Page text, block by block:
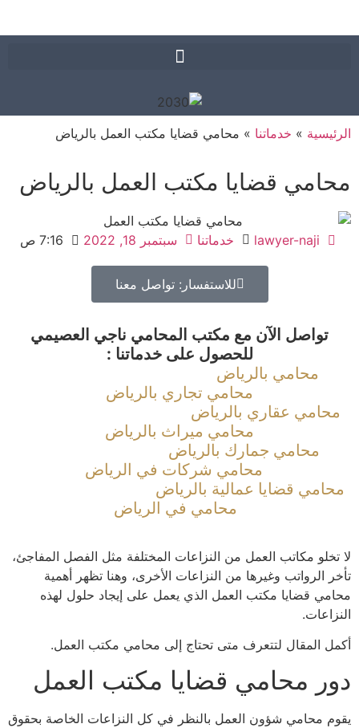
»خدماتنا»محامي قضايا مكتب العمل بالرياض
قضايا مكتب العمل بالرياض
lawyer-naji خدماتنا سبتمبر 18, 2022 7:16 ص
للاستفسار: تواصل معنا
تواصل الآن مع مكتب المحامي ناجي العصيمي
للحصول على خدماتنا :
محامي بالرياض
محامي تجاري بالرياض
عقاري بالرياض
محامي ميراث بالرياض
محامي جمارك بالرياض
محامي شركات في الرياض
قضايا عمالية بالرياض
محامي في الرياض
مكاتب العمل من النزاعات المختلفة مثل الفصل المفاجئ،
الرواتب وغيرها من النزاعات الأخرى، وهنا تظهر أهمية
قضايا مكتب العمل الذي يعمل على إيجاد حلول لهذه
المقال لتتعرف متى تحتاج إلى محامي مكتب العمل.
محامي قضايا مكتب العمل
محامي شؤون العمل بالنظر في كل النزاعات الخاصة بحقوق